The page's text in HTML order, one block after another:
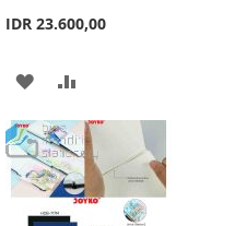
IDR 23.600,00
ADD
TO
WISH
LIST
TO
COMPARE